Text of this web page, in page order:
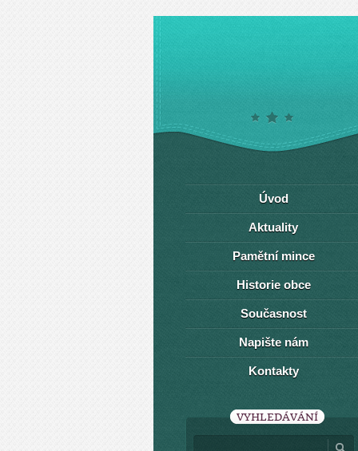
Úvod
Aktuality
Pamětní mince
Historie obce
Současnost
Napište nám
Kontakty
VYHLEDÁVÁNÍ